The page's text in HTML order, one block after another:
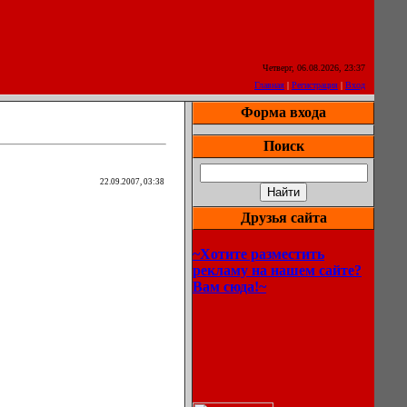
Четверг, 06.08.2026, 23:37
Главная | Регистрация | Вход
22.09.2007, 03:38
Форма входа
Поиск
Друзья сайта
~Хотите разместить
рекламу на нашем сайте?
Вам сюда!~